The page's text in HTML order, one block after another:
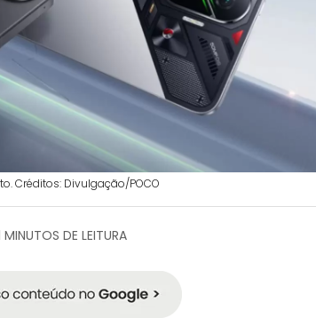
Créditos: Divulgação/POCO
MINUTOS DE LEITURA